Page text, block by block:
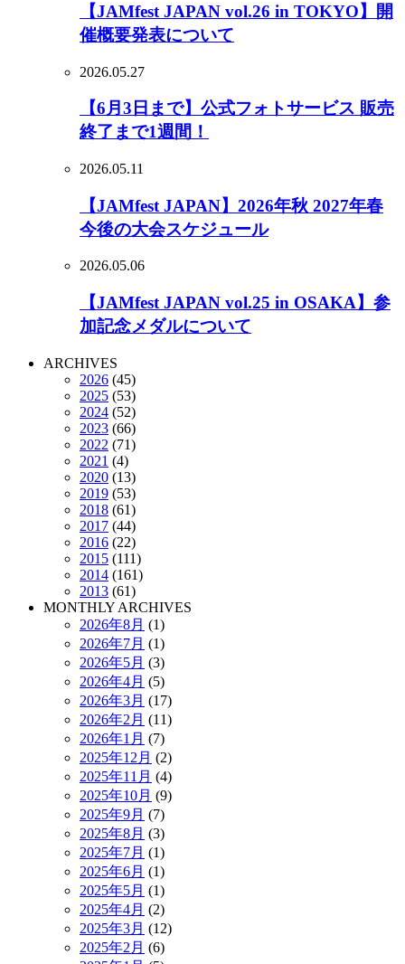
【JAMfest JAPAN vol.26 in TOKYO】開
催概要発表について
2026.05.27
【6月3日まで】公式フォトサービス 販売
終了まで1週間！
2026.05.11
【JAMfest JAPAN】2026年秋 2027年春
今後の大会スケジュール
2026.05.06
【JAMfest JAPAN vol.25 in OSAKA】参
加記念メダルについて
ARCHIVES
2026 (45)
2025 (53)
2024 (52)
2023 (66)
2022 (71)
2021 (4)
2020 (13)
2019 (53)
2018 (61)
2017 (44)
2016 (22)
2015 (111)
2014 (161)
2013 (61)
MONTHLY ARCHIVES
2026年8月 (1)
2026年7月 (1)
2026年5月 (3)
2026年4月 (5)
2026年3月 (17)
2026年2月 (11)
2026年1月 (7)
2025年12月 (2)
2025年11月 (4)
2025年10月 (9)
2025年9月 (7)
2025年8月 (3)
2025年7月 (1)
2025年6月 (1)
2025年5月 (1)
2025年4月 (2)
2025年3月 (12)
2025年2月 (6)